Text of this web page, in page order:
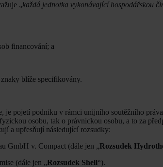
„každá jednotka vykonávající hospodářskou
financování; a
blíže specifikovány.
pojetí podniku v rámci unijního soutěžního
osobu, tak o právnickou osobu, a to za
a upřesňují následující rozsudky:
GmbH v. Compact (dále jen „Rozsudek
(dále jen „Rozsudek Shell“).